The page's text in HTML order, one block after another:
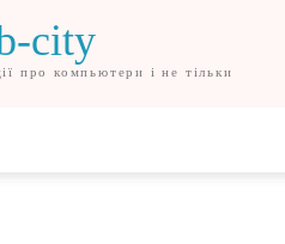
city
про компьютери і не тільки